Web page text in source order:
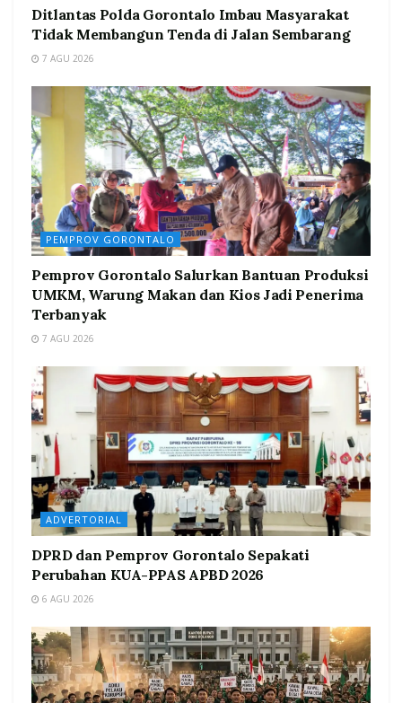
Ditlantas Polda Gorontalo Imbau Masyarakat
Tidak Membangun Tenda di Jalan Sembarang
7 AGU 2026
PEMPROV GORONTALO
Pemprov Gorontalo Salurkan Bantuan Produksi
UMKM, Warung Makan dan Kios Jadi Penerima
Terbanyak
7 AGU 2026
ADVERTORIAL
DPRD dan Pemprov Gorontalo Sepakati
Perubahan KUA-PPAS APBD 2026
6 AGU 2026